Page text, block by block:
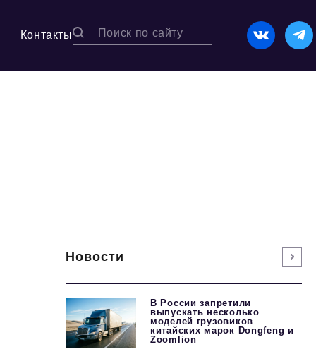
Контакты
Новости
В России запретили
выпускать несколько
моделей грузовиков
китайских марок Dongfeng и
Zoomlion